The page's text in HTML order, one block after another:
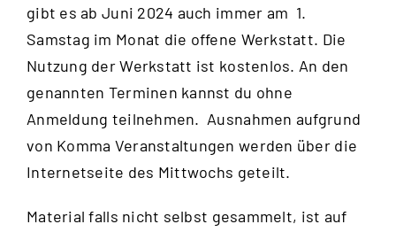
gibt es ab Juni 2024 auch immer am 1.
Samstag im Monat die offene Werkstatt. Die
Nutzung der Werkstatt ist kostenlos. An den
genannten Terminen kannst du ohne
Anmeldung teilnehmen. Ausnahmen aufgrund
von Komma Veranstaltungen werden über die
Internetseite des Mittwochs geteilt.
Material falls nicht selbst gesammelt, ist auf